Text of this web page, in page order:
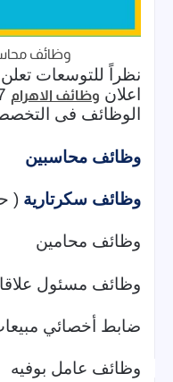
وظائف
نظراً للتوسعات تعلن
اعلان وظائف الاهرام
الوظائف فى
وظائف محاسبين
وظائف سكرتارية (
وظائف محامين
وظائف مسئول
ضابط أخصائي
وظائف عامل بوفيه